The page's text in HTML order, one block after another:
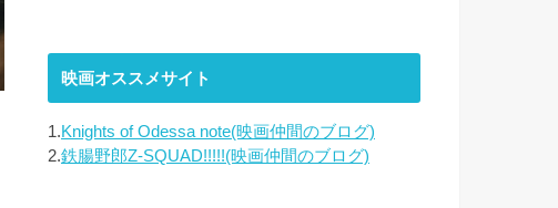
映画オススメサイト
1.Knights of Odessa note(映画仲間のブログ)
2.鉄腸野郎Z-SQUAD!!!!!(映画仲間のブログ)